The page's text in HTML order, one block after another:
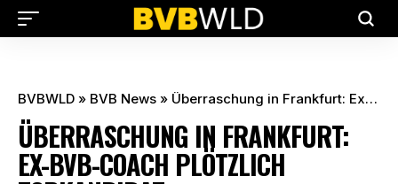
BVBWLD » BVB News » Überraschung in Frankfurt: Ex-BVB-Coach plötzlich Topkandidat
ÜBERRASCHUNG IN FRANKFURT:
EX-BVB-COACH PLÖTZLICH